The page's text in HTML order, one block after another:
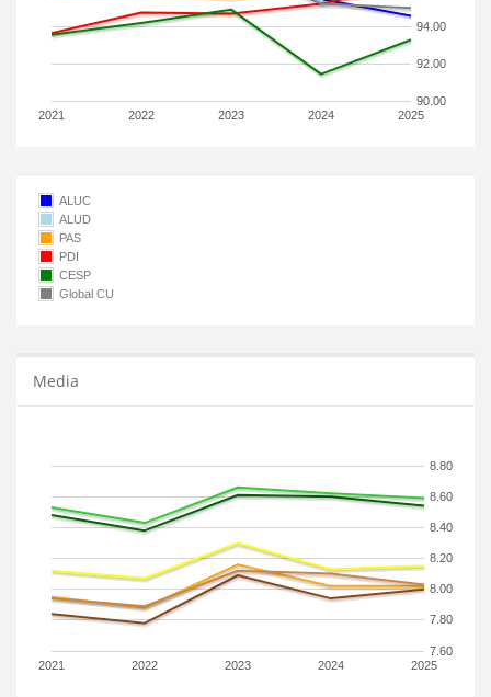
2021 2022 2023 2024 2025
90.00
92.00
94.00
ALUC
ALUD
PAS
PDI
CESP
Global CU
Media
2021 2022 2023 2024 2025
7.60
7.80
8.00
8.20
8.40
8.60
8.80